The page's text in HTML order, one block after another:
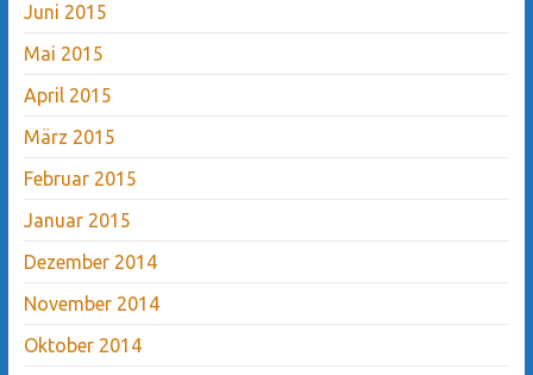
Juni 2015
Mai 2015
April 2015
März 2015
Februar 2015
Januar 2015
Dezember 2014
November 2014
Oktober 2014